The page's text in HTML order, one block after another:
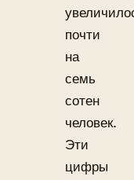
почти
на
семь
сотен
человек.
Эти
цифры